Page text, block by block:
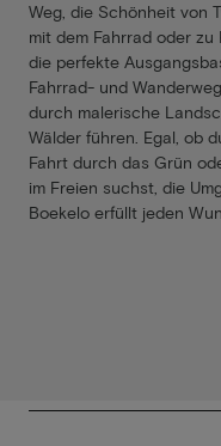
Weg, die Schönheit von
mit dem Fahrrad oder
die perfekte
Fahrrad- und
durch malerische
Wälder führen. Egal, ob
Fahrt durch das Grün
im Freien suchst, die
Boekelo erfüllt jeden